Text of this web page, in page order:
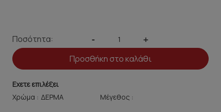
Ποσότητα: - +
Προσθήκη στο καλάθι
Εχετε επιλέξει
Χρώμα :
Μέγεθος :